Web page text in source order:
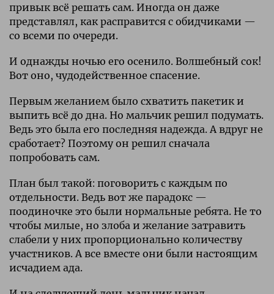
привык всё решать сам. Иногда он даже
представлял, как расправится с обидчиками —
со всеми по очереди.
И однажды ночью его осенило. Волшебный сок!
Вот оно, чудодейственное спасение.
Первым желанием было схватить пакетик и
выпить всё до дна. Но мальчик решил подумать.
Ведь это была его последняя надежда. А вдруг не
сработает? Поэтому он решил сначала
попробовать сам.
План был такой: поговорить с каждым по
отдельности. Ведь вот же парадокс —
поодиночке это были нормальные ребята. Не то
чтобы милые, но злоба и желание затравить
слабели у них пропорционально количеству
участников. А все вместе они были настоящим
исчадием ада.